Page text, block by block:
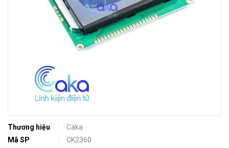
Thương hiệu
Caka
Mã SP
CK2360